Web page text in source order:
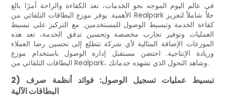
في عالم اليوم الموجه نحو الخدمات، تعد الكفاءة والراحة أمرًا بالغ
الأهمية. يوفر موزع البطاقات التلقائي من Realpark حلاً شاملاً لتعزيز
كفاءة الخدمة وتبسيط الوصول للمستخدمين. مع التركيز على تبسيط
العمليات وتوفير تجارب مخصصة وتحسين تدفق الخدمة، تعد هذه
الموزعات الإضافة المثالية لأي شركة تتطلع إلى تحسين رضا العملاء
وزيادة الإنتاجية. احتضن مستقبل إدارة الوصول باستخدام موزع
البطاقات التلقائي من Realpark، وشاهد التحول الذي تشهده خدماتك.
2) تبسيط عمليات تسجيل الوصول: فوائد أنظمة صرف
البطاقات الآلية